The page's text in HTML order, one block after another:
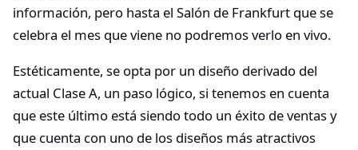
información, pero hasta el Salón de Frankfurt que se
celebra el mes que viene no podremos verlo en vivo.
Estéticamente, se opta por un diseño derivado del
actual Clase A, un paso lógico, si tenemos en cuenta
que este último está siendo todo un éxito de ventas y
que cuenta con uno de los diseños más atractivos